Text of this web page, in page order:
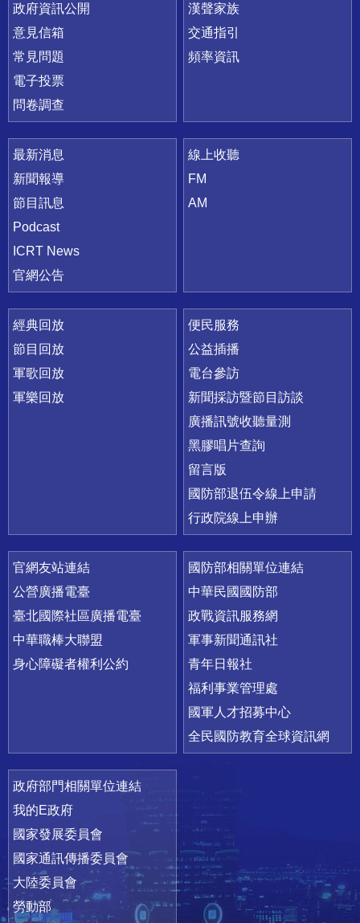
政府資訊公開
意見信箱
常見問題
電子投票
問卷調查
漢聲家族
交通指引
頻率資訊
最新消息
新聞報導
節目訊息
Podcast
ICRT News
官網公告
線上收聽
FM
AM
經典回放
節目回放
軍歌回放
軍樂回放
便民服務
公益插播
電台參訪
新聞採訪暨節目訪談
廣播訊號收聽量測
黑膠唱片查詢
留言版
國防部退伍令線上申請
行政院線上申辦
官網友站連結
公營廣播電臺
臺北國際社區廣播電臺
中華職棒大聯盟
身心障礙者權利公約
國防部相關單位連結
中華民國國防部
政戰資訊服務網
軍事新聞通訊社
青年日報社
福利事業管理處
國軍人才招募中心
全民國防教育全球資訊網
政府部門相關單位連結
我的E政府
國家發展委員會
國家通訊傳播委員會
大陸委員會
勞動部